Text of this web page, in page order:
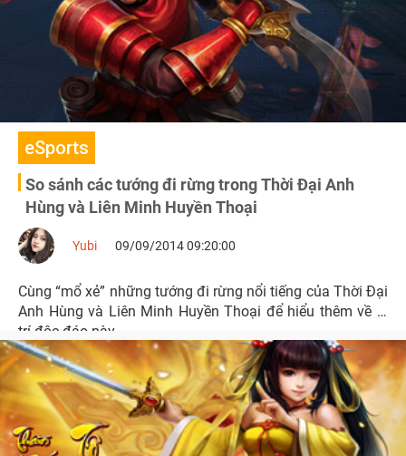
eSports
So sánh các tướng đi rừng trong Thời Đại Anh
Hùng và Liên Minh Huyền Thoại
Yubi 09/09/2014 09:20:00
Cùng “mổ xẻ” những tướng đi rừng nổi tiếng của Thời Đại
Anh Hùng và Liên Minh Huyền Thoại để hiểu thêm về vị
trí độc đáo này.